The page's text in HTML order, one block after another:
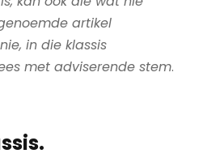
artikel
in die klassis
met adviserende stem.